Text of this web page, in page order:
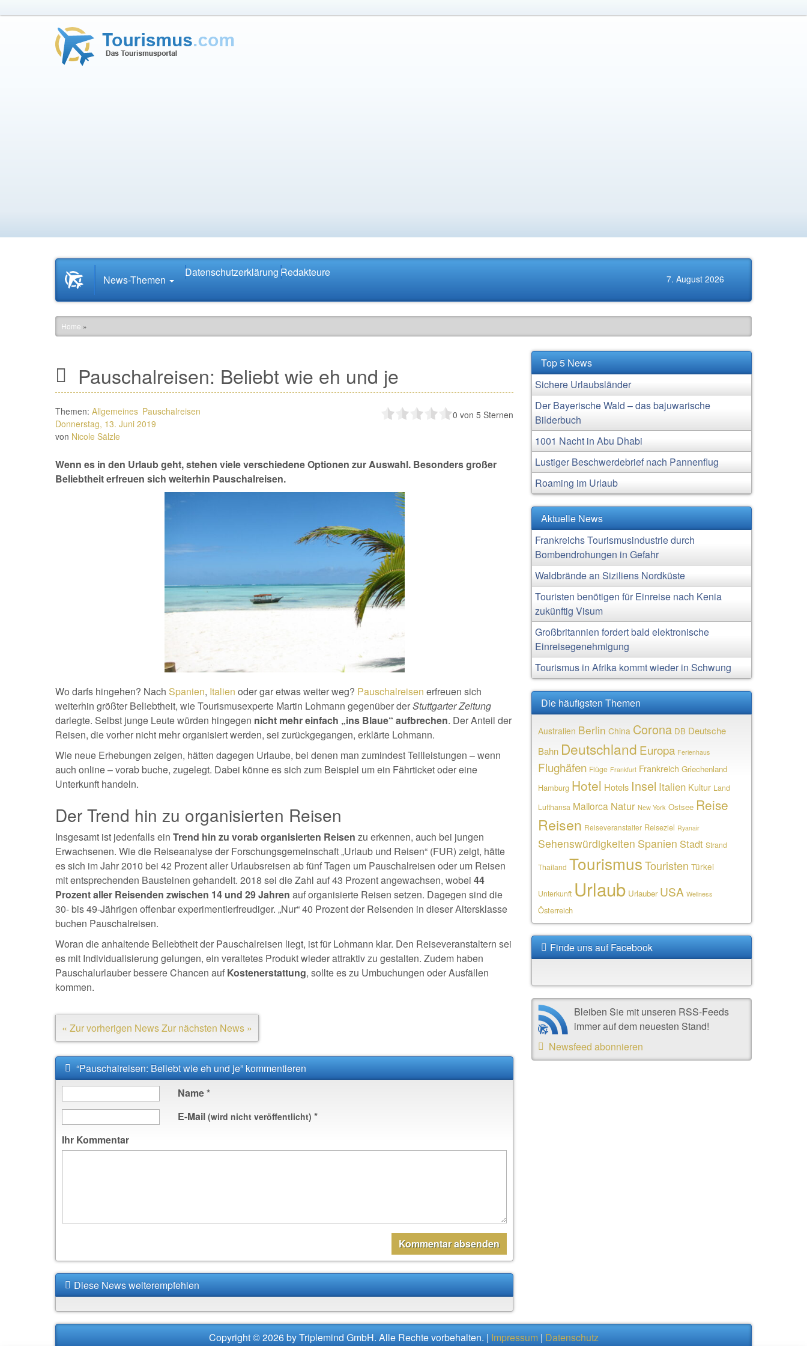
Startseite
News.Tourismus.com
News-Themen
Datenschutzerklärung Redakteure 7. August 2026
Home »
Pauschalreisen: Beliebt wie eh und je
Themen: Allgemeines Pauschalreisen
Donnerstag, 13. Juni 2019
von Nicole Sälzle
0 von 5 Sternen
Wenn es in den Urlaub geht, stehen viele verschiedene Optionen zur Auswahl. Besonders großer
Beliebtheit erfreuen sich weiterhin Pauschalreisen.
Wo darfs hingehen? Nach Spanien, Italien oder gar etwas weiter weg? Pauschalreisen erfreuen sich
weiterhin größter Beliebtheit, wie Tourismusexperte Martin Lohmann gegenüber derStuttgarter Zeitung
darlegte. Selbst junge Leute würden hingegen nicht mehr einfach „ins Blaue“ aufbrechen. Der Anteil der
Reisen, die vorher nicht mehr organisiert werden, sei zurückgegangen, erklärte Lohmann.
Wie neue Erhebungen zeigen, hätten dagegen Urlaube, bei denen man zumindest Teilleistungen – wenn
auch online – vorab buche, zugelegt. Dabei könne es sich zum Beispiel um ein Fährticket oder eine
Unterkunft handeln.
Der Trend hin zu organisierten Reisen
Insgesamt ist jedenfalls ein Trend hin zu vorab organisierten Reisen zu erkennen, auch bei jungen
Erwachsenen. Wie die Reiseanalyse der Forschungsgemeinschaft „Urlaub und Reisen“ (FUR) zeigt, hätte
es sich im Jahr 2010 bei 42 Prozent aller Urlaubsreisen ab fünf Tagen um Pauschalreisen oder um Reisen
mit entsprechenden Bausteinen gehandelt. 2018 sei die Zahl auf 43 Prozent angewachsen, wobei 44
Prozent aller Reisenden zwischen 14 und 29 Jahren auf organisierte Reisen setzen. Dagegen sind die
30- bis 49-Jährigen offenbar experimentierfreudiger. „Nur“ 40 Prozent der Reisenden in dieser Altersklasse
buchen Pauschalreisen.
Woran die anhaltende Beliebtheit der Pauschalreisen liegt, ist für Lohmann klar. Den Reiseveranstaltern sei
es mit Individualisierung gelungen, ein veraltetes Produkt wieder attraktiv zu gestalten. Zudem haben
Pauschalurlauber bessere Chancen auf Kostenerstattung, sollte es zu Umbuchungen oder Ausfällen
kommen.
« Zur vorherigen NewsZur nächsten News »
“Pauschalreisen: Beliebt wie eh und je” kommentieren
Name*
E-Mail (wird nicht veröffentlicht) *
Ihr Kommentar
Diese News weiterempfehlen
Top 5 News
Sichere Urlaubsländer
Der Bayerische Wald – das bajuwarische
Bilderbuch
1001 Nacht in Abu Dhabi
Lustiger Beschwerdebrief nach Pannenflug
Roaming im Urlaub
Aktuelle News
Frankreichs Tourismusindustrie durch
Bombendrohungen in Gefahr
Waldbrände an Siziliens Nordküste
Touristen benötigen für Einreise nach Kenia
zukünftig Visum
Großbritannien fordert bald elektronische
Einreisegenehmigung
Tourismus in Afrika kommt wieder in Schwung
Die häufigsten Themen
Australien Berlin China Corona DB Deutsche
Bahn Deutschland Europa Ferienhaus
Flughäfen Flüge Frankfurt Frankreich Griechenland
Hamburg Hotel Hotels Insel Italien Kultur Land
Lufthansa Mallorca Natur New York Ostsee Reise
Reisen Reiseveranstalter Reiseziel Ryanair
Sehenswürdigkeiten Spanien Stadt Strand
Thailand Tourismus Touristen Türkei
Unterkunft Urlaub Urlauber USA Wellness
Österreich
Finde uns auf Facebook
Bleiben Sie mit unseren RSS-Feeds
immer auf dem neuesten Stand!
Newsfeed abonnieren
Copyright © 2026 by Triplemind GmbH. Alle Rechte vorbehalten. | Impressum| Datenschutz